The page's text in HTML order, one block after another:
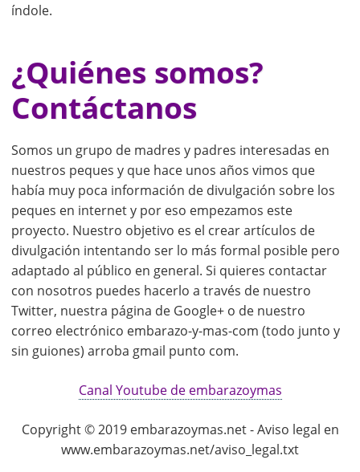
índole.
¿Quiénes somos?
Contáctanos
Somos un grupo de madres y padres interesadas en
nuestros peques y que hace unos años vimos que
había muy poca información de divulgación sobre los
peques en internet y por eso empezamos este
proyecto. Nuestro objetivo es el crear artículos de
divulgación intentando ser lo más formal posible pero
adaptado al público en general. Si quieres contactar
con nosotros puedes hacerlo a través de nuestro
Twitter, nuestra página de Google+ o de nuestro
correo electrónico embarazo-y-mas-com (todo junto y
sin guiones) arroba gmail punto com.
Canal Youtube de embarazoymas
Copyright © 2019 embarazoymas.net - Aviso legal en
www.embarazoymas.net/aviso_legal.txt